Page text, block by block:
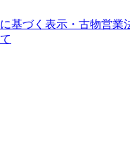
基づく表示・古物営業